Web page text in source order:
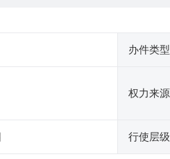
办件类型
权力来源
行使层级